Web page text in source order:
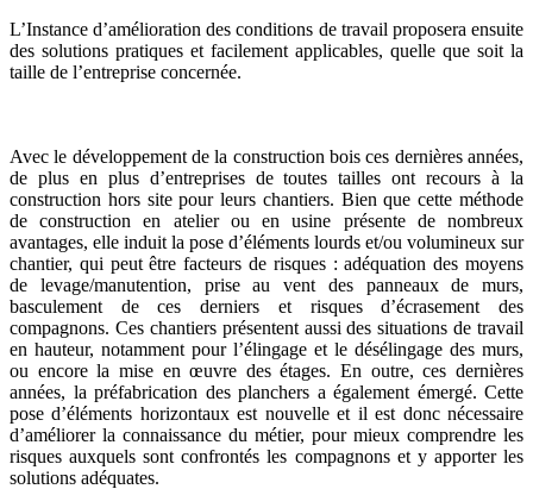
L’Instance d’amélioration des conditions de travail proposera ensuite
des solutions pratiques et facilement applicables, quelle que soit la
taille de l’entreprise concernée.
Avec le développement de la construction bois ces dernières années,
de plus en plus d’entreprises de toutes tailles ont recours à la
construction hors site pour leurs chantiers. Bien que cette méthode
de construction en atelier ou en usine présente de nombreux
avantages, elle induit la pose d’éléments lourds et/ou volumineux sur
chantier, qui peut être facteurs de risques : adéquation des moyens
de levage/manutention, prise au vent des panneaux de murs,
basculement de ces derniers et risques d’écrasement des
compagnons. Ces chantiers présentent aussi des situations de travail
en hauteur, notamment pour l’élingage et le désélingage des murs,
ou encore la mise en œuvre des étages. En outre, ces dernières
années, la préfabrication des planchers a également émergé. Cette
pose d’éléments horizontaux est nouvelle et il est donc nécessaire
d’améliorer la connaissance du métier, pour mieux comprendre les
risques auxquels sont confrontés les compagnons et y apporter les
solutions adéquates.